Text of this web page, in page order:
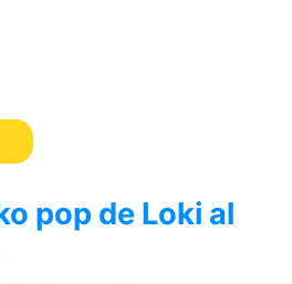
pop de Loki al